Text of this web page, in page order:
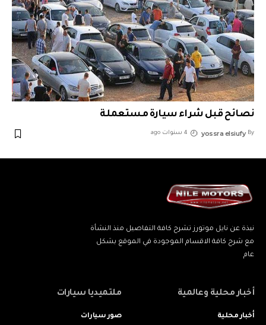
نصائح قبل شراء سيارة مستعملة
By
yossra elsiufy 4 سنوات ago
نبذة عن نايل موتورز تشرح كافة التفاصيل منذ النشأة
مع شرح كافة الاقسام الموجودة في الموقع بشكل
عام
أخبار محلية وعالمية
أخبار محلية
ملتميديا سيارات
صور سيارات